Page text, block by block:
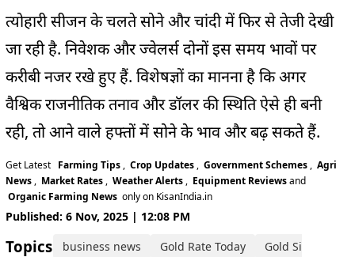
त्योहारी सीजन के चलते सोने और चांदी में फिर से तेजी देखी
जा रही है. निवेशक और ज्वेलर्स दोनों इस समय भावों पर
करीबी नजर रखे हुए हैं. विशेषज्ञों का मानना है कि अगर
वैश्विक राजनीतिक तनाव और डॉलर की स्थिति ऐसे ही बनी
रही, तो आने वाले हफ्तों में सोने के भाव और बढ़ सकते हैं.
Get Latest Farming Tips , Crop Updates , Government Schemes , Agri
News , Market Rates , Weather Alerts , Equipment Reviewsand
Organic Farming News only on KisanIndia.in
Published: 6 Nov, 2025 | 12:08 PM
Topics: business news Gold Rate Today Gold Silver Rate